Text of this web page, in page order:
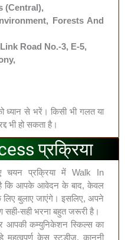
(Central),
Forests And
Road No.-3, E-5,
ध्यान से भरें। किसी भी गलत या
भी हो सकता है।
प्रक्रिया
प्रक्रिया में Walk In
कि आपके आवेदन के बाद, केवल
लिए बुलाए जाएंगे। इसलिए, अपने
सही भरना बहुत जरूरी है।
आपकी कम्युनिकेशन स्किल्स का
केस स्टडीज, कानूनी